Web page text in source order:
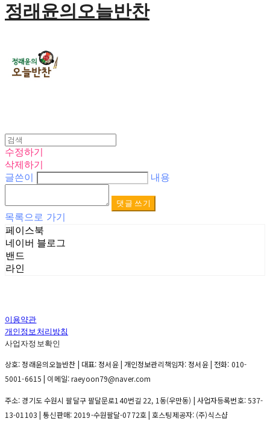
정래윤의오늘반찬
수정하기
삭제하기
글쓴이
내용
댓글 쓰기
목록으로 가기
페이스북
네이버 블로그
밴드
라인
이용약관
개인정보처리방침
사업자정보확인
상호: 정래윤의오늘반찬 | 대표: 정서윤 | 개인정보관리책임자: 정서윤 | 전화: 010-
5001-6615 | 이메일: raeyoon79@naver.com
주소: 경기도 수원시 팔달구 팔달문로140번길 22, 1동(우만동) | 사업자등록번호:537-
13-01103 | 통신판매: 2019-수원팔달-0772호| 호스팅제공자: (주)식스샵